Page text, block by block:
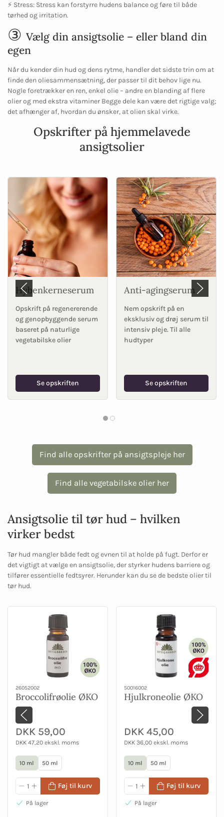
⚡ Stress: Stress kan forstyrre hudens balance og føre til både
tørhed og irritation.
③ Vælg din ansigtsolie – eller bland din
egen
Når du kender din hud og dens rytme, handler det sidste trin om at
finde den oliesammensætning, der passer til dit behov lige nu.
Nogle foretrækker en ren, enkel olie – andre en blanding af flere
olier og med ekstra vitaminer Begge dele kan være det rigtige valg;
det afhænger af, hvordan du ønsker, at olien skal virke.
Opskrifter på hjemmelavede
ansigtsolier
Hybenkerneserum
Opskrift på regenererende
og genopbyggende serum
baseret på naturlige
vegetabilske olier
Se opskriften
Anti-agingserum
Nem opskrift på en
eksklusiv og drøj serum til
intensiv pleje. Til alle
hudtyper
Se opskriften
Find alle opskrifter på ansigtspleje her
Find alle vegetabilske olier her
Ansigtsolie til tør hud – hvilken
virker bedst
Tør hud mangler både fedt og evnen til at holde på fugt. Derfor er
det vigtigt at vælge en ansigtsolie, der styrker hudens barriere og
tilfører essentielle fedtsyrer. Herunder kan du se de bedste olier til
tør hud.
26052002
Broccolifrøolie ØKO
DKK 59,00
DKK 47,20 ekskl. moms
10 ml 50 ml
Føj til kurv
På lager
50016002
Hjulkroneolie ØKO
DKK 45,00
DKK 36,00 ekskl. moms
10 ml 50 ml
Føj til kurv
På lager